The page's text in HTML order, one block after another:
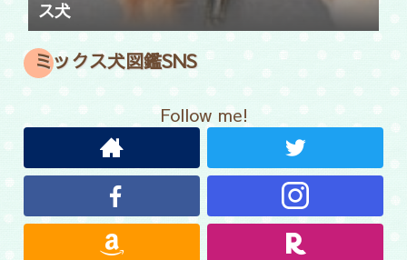
ス犬
ミックス犬図鑑SNS
Follow me!